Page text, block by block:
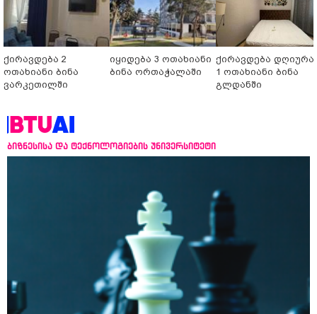
ქირავდება 2
ოთახიანი ბინა
ვარკეთილში
იყიდება 3 ოთახიანი
ბინა ორთაჭალაში
ქირავდება
1 ოთახიანი ბინა
გლდანში
ბიზნესისა და ტექნოლოგიების უნივერსიტეტი